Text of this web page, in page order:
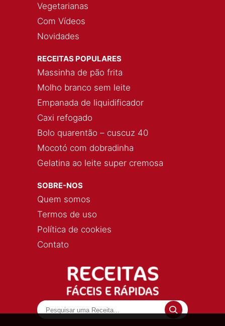
Vegetarianas
Com Vídeos
Novidades
RECEITAS POPULARES
Massinha de pão frita
Molho branco sem leite
Empanada de liquidificador
Caxi refogado
Bolo quarentão – cuscuz 40
Mocotó com dobradinha
Gelatina ao leite super cremosa
SOBRE-NOS
Quem somos
Termos de uso
Política de cookies
Contato